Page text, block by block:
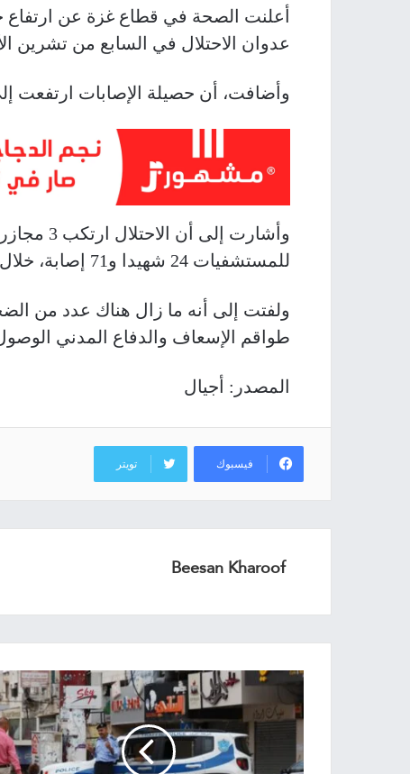
عدوان الاحتلال في السابع من تشرين
وأضافت، أن حصيلة الإصابات ارتفعت إلى 85523 أغلبيتهم من الأطفال
وأشارت
للمستشفيات 24 شهيدا و71 إصابة، خلال الـ24 ساعة الماضية.
ولفتت إلى أنه ما زال هناك عدد من
طواقم الإسعاف والدفاع المدني
المصدر: أجيال
فيسبوك تويتر
Beesan Kharoof